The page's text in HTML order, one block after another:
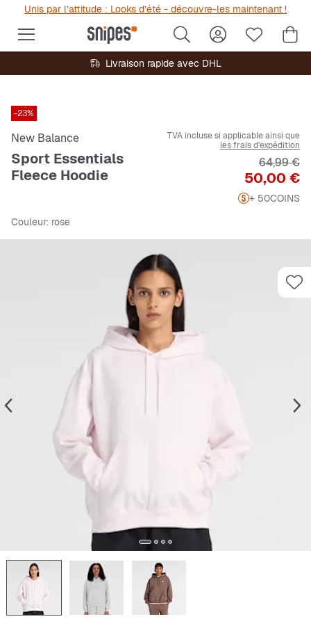
Unis par l’attitude : Looks d’été - découvre-les maintenant !
Livraison rapide avec DHL
-23%
New Balance
Sport Essentials
Fleece Hoodie
TVA incluse si applicable ainsi que
les frais d'expédition
Prix
50,00 €
Prix
64,99 €
+ 50COINS
Couleur: rose